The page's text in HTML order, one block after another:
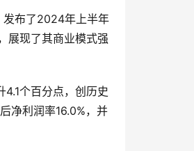
布了2024年上半年
展现了其商业模式强
个百分点，创历史
净利润率16.0%，并